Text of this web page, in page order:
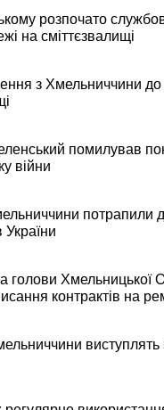
розпочато
на сміттєзвалищі
з Хмельниччини
помилував
війни
потрапили
голови Хмельницької
контрактів на
виступлять